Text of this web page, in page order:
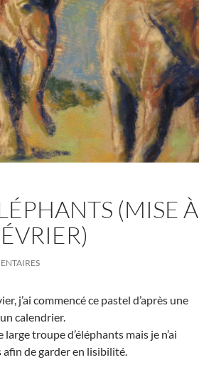
(MISE À
j’ai commencé ce pastel d’après une
calendrier.
troupe d’éléphants mais je n’ai
de garder en lisibilité.